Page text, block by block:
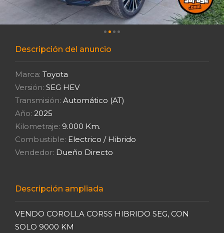
Descripción del anuncio
Marca: Toyota
Versión: SEG HEV
Transmisión: Automático (AT)
Año: 2025
Kilometraje: 9.000 Km.
Combustible: Electrico / Hibrido
Vendedor: Dueño Directo
Descripción ampliada
VENDO COROLLA CORSS HIBRIDO SEG, CON
SOLO 9000 KM